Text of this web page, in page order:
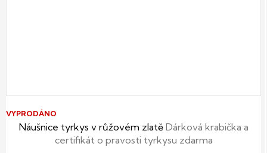
Náušnice tyrkys v růžovém zlatě Dárková krabička a
certifikát o pravosti tyrkysu zdarma
VYPRODÁNO